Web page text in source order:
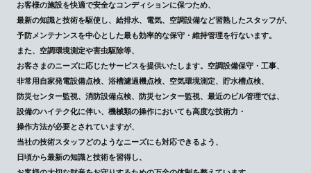
お客様の施設を快適で安全なコンディションに保つため、
最新の知識と技術を駆使し、給排水、電気、空調設備など習熟したスタッフが、
予防メンテナンスを中心とした最も効率的な保守・維持管理を行ないます。
また、空調環境測定や害虫駆除等、
お客さまのニーズに応じたサービスを提供いたします。空調設備保守・工事、
非常用自家発電設備点検、浴槽濾過機点検、空気環境測定、貯水槽点検、
防災センター監視、消防設備点検、防災センター監視、最近のビル管理では、
設備のハイテク化に伴い、機械類の操作においても高度な技術力・
操作方法が必要とされていますが、
当社の技術スタッフどのようなニーズにも対応できるよう、
日頃から最新の知識と技術を習得し、